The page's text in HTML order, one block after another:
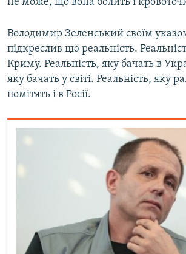
Володимир Зеленський своїм
підкреслив цю реальність.
Криму. Реальність, яку бачать в
яку бачать у світі. Реальність, яку
помітять і в Росії.